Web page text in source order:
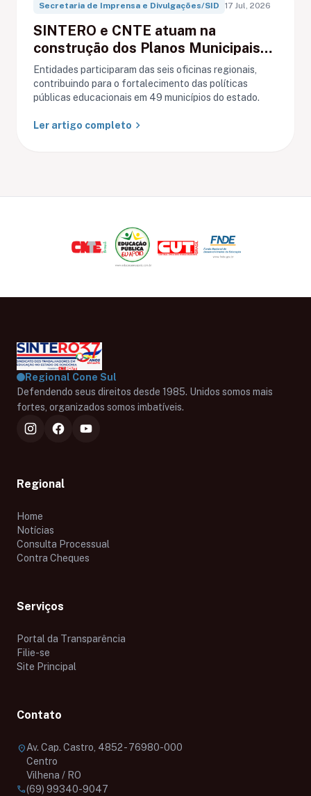
Secretaria de Imprensa e Divulgações/SID 17 Jul, 2026
SINTERO e CNTE atuam na
construção dos Planos Municipais
de Educação em Rondônia
Entidades participaram das seis oficinas regionais,
contribuindo para o fortalecimento das políticas
públicas educacionais em 49 municípios do estado.
Ler artigo completo chevron_right
Regional Cone Sul
Defendendo seus direitos desde 1985. Unidos somos mais
fortes, organizados somos imbatíveis.
Regional
Home
Notícias
Consulta Processual
Contra Cheques
Serviços
Portal da Transparência
Filie-se
Site Principal
Contato
location_onAv. Cap. Castro, 4852 - 76980-000
Centro
Vilhena / RO
call(69) 99340-9047